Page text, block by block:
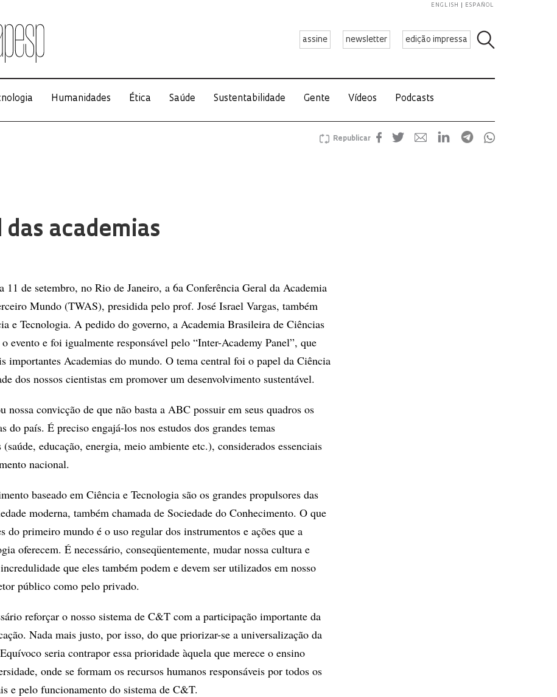
assine newsletter edição impressa
ENGLISH ESPAÑOL
Humanidades Ética Saúde Sustentabilidade Gente Vídeos Podcasts
Republicar
das academias
11 de setembro, no Rio de Janeiro, a 6a Conferência Geral da Academia
Mundo (TWAS), presidida pelo prof. José Israel Vargas, também
e Tecnologia. A pedido do governo, a Academia Brasileira de Ciências
evento e foi igualmente responsável pelo “Inter-Academy Panel”, que
importantes Academias do mundo. O tema central foi o papel da Ciência
dos nossos cientistas em promover um desenvolvimento sustentável.
nossa convicção de que não basta a ABC possuir em seus quadros os
do país. É preciso engajá-los nos estudos dos grandes temas
educação, energia, meio ambiente etc.), considerados essenciais
nacional.
baseado em Ciência e Tecnologia são os grandes propulsores das
moderna, também chamada de Sociedade do Conhecimento. O que
do primeiro mundo é o uso regular dos instrumentos e ações que a
oferecem. É necessário, conseqüentemente, mudar nossa cultura e
que eles também podem e devem ser utilizados em nosso
público como pelo privado.
reforçar o nosso sistema de C&T com a participação importante da
Nada mais justo, por isso, do que priorizar-se a universalização da
seria contrapor essa prioridade àquela que merece o ensino
onde se formam os recursos humanos responsáveis por todos os
e pelo funcionamento do sistema de C&T.